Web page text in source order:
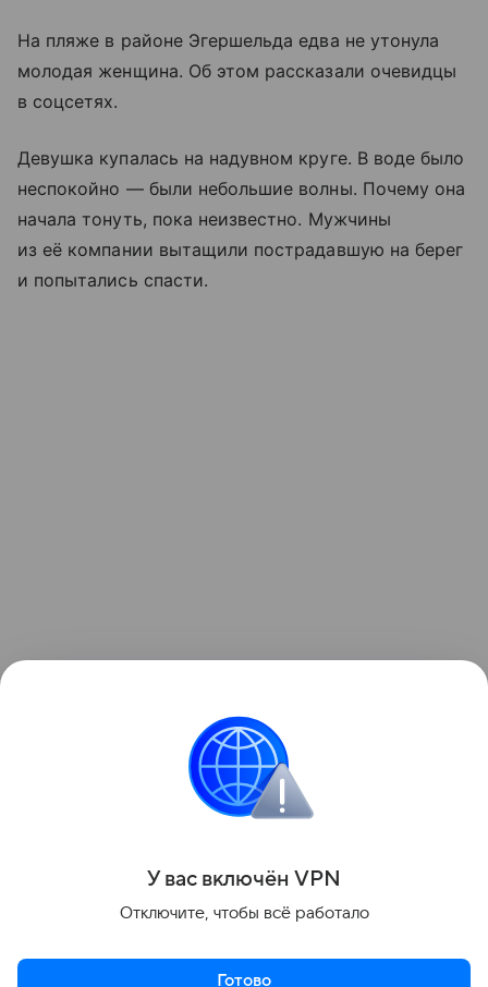
На пляже в районе Эгершельда едва не утонула
молодая женщина. Об этом рассказали очевидцы
в соцсетях.
Девушка купалась на надувном круге. В воде было
неспокойно — были небольшие волны. Почему она
начала тонуть, пока неизвестно. Мужчины
из её компании вытащили пострадавшую на берег
и попытались спасти.
Бригада скорой помощи прибыла через 10 минут
после вызова. По сообщениям из соцсетей,
девушку удалось спасти.
Поделиться
У вас включён VPN
Отключите, чтобы всё работало
Готово